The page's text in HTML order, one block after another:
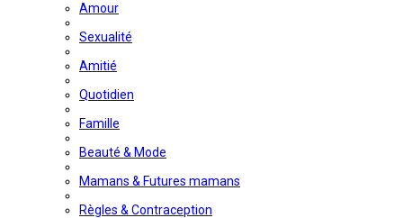
Amour
Sexualité
Amitié
Quotidien
Famille
Beauté & Mode
Mamans & Futures mamans
Règles & Contraception